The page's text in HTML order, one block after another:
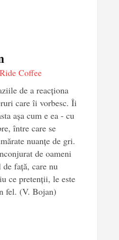
Coffee
de a reacționa
care îi vorbesc. Îi
așa cum e ea - cu
între care se
nuanțe de gri.
de oameni
față, care nu
ce pretenții, le este
fel. (V. Bojan)